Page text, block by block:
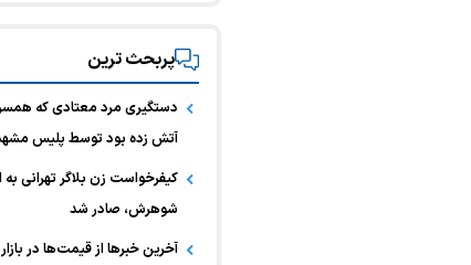
پربحث ترین
دستگیری مرد معتادی که
آتش زده بود توسط پلیس
کیفرخواست زن بلاگر تهرانی
شوهرش، صادر شد
آخرین خبر‌ها از قیمت‌ها در